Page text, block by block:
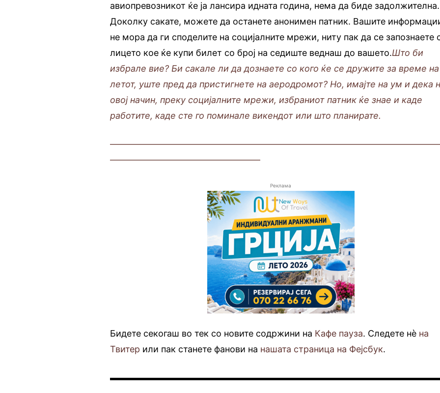
авиопревозникот ќе ја лансира идната година, нема да биде задолжителна.
Доколку сакате, можете да останете анонимен патник. Вашите
не мора да ги споделите на социјалните мрежи, ниту пак да се запознаете
лицето кое ќе купи билет со број на седиште веднаш до вашето.Што би
избрале вие? Би сакале ли да дознаете со кого ќе се дружите за време на
летот, уште пред да пристигнете на аеродромот? Но, имајте на ум и дека
овој начин, преку социјалните мрежи, избраниот патник ќе знае и каде
работите, каде сте го поминале викендот или што планирате.
—————————————————
Реклама
Бидете секогаш во тек со новите содржини на Кафе пауза. Следете нè на
Твитер или пак станете фанови на нашата страница на Фејсбук.